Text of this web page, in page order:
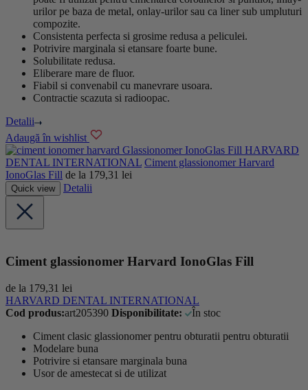
urilor pe baza de metal, onlay-urilor sau ca liner sub umpluturi
compozite.
Consistenta perfecta si grosime redusa a peliculei.
Potrivire marginala si etansare foarte bune.
Solubilitate redusa.
Eliberare mare de fluor.
Fiabil si convenabil cu manevrare usoara.
Contractie scazuta si radioopac.
Detalii
Adaugă în wishlist
HARVARD
DENTAL INTERNATIONAL Ciment glassionomer Harvard
IonoGlas Fill de la 179,31 lei
Quick view Detalii
Ciment glassionomer Harvard IonoGlas Fill
de la 179,31 lei
HARVARD DENTAL INTERNATIONAL
Cod produs:art205390 Disponibilitate:
În stoc
Ciment clasic glassionomer pentru obturatii pentru obturatii
Modelare buna
Potrivire si etansare marginala buna
Usor de amestecat si de utilizat